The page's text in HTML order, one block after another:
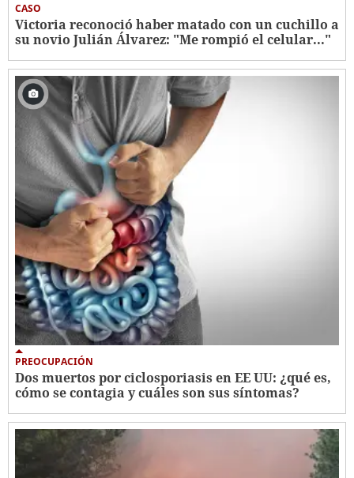
CASO
Victoria reconoció haber matado con un cuchillo a
su novio Julián Álvarez: "Me rompió el celular..."
PREOCUPACIÓN
Dos muertos por ciclosporiasis en EE UU: ¿qué es,
cómo se contagia y cuáles son sus síntomas?